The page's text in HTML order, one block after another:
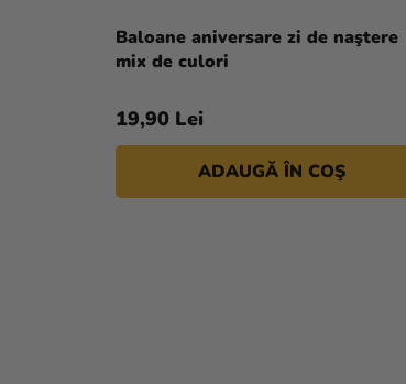
L
Ă
D
U
S
E
Baloane aniversare zi de naştere
mix de culori
medie
a
din
5
stele.
19,90 Lei
ADAUGĂ ÎN COŞ